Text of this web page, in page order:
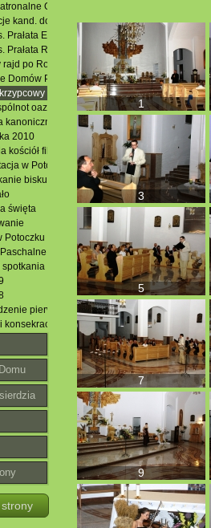
Oazy
kand. do bierzmowania
Prałata Eugeniusza Derdziuka
Prałata Romana Marszalca
po Roztoczu
Domów Pomocy Społecznej
oazowych
kanoniczna
2010
kościół filialny
w Potoczku
biskupa z przedstawicielami ruchów i
święta
Potoczku
spotkania opłatkowe
pierwszego proboszcza
konsekracja kościoła
1
3
5
7
9